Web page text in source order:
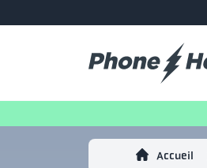
Accueil